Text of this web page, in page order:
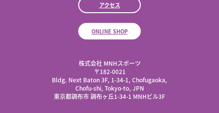
アクセス
ONLINE SHOP
株式会社 MNHスポーツ
​〒182-0021
Bldg. Next Baton 3F, 1-34-1, Chofugaoka,
Chofu-shi, Tokyo-to, JPN
東京都調布市 調布ヶ丘1-34-1 MNHビル3F